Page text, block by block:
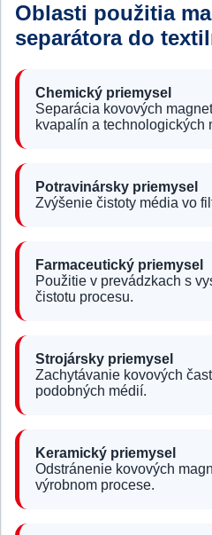
Oblasti použitia
separátora do
Chemický priemysel
Separácia kovových
kvapalín a technologických
Potravinársky priemysel
Zvýšenie čistoty média vo
Farmaceutický priemysel
Použitie v prevádzkach s
čistotu procesu.
Strojársky priemysel
Zachytávanie kovových
podobných médií.
Keramický priemysel
Odstránenie kovových
výrobnom procese.